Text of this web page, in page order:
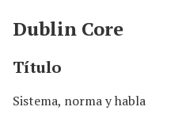
Dublin Core
Título
Sistema, norma y habla